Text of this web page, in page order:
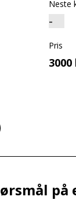
Neste
Pris
på